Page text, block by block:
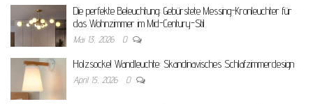
Die perfekte Beleuchtung: Gebürstete Messing-Kronleuchter für
das Wohnzimmer im Mid-Century-Stil
Mai 13, 2026 0
Holzsockel Wandleuchte: Skandinavisches Schlafzimmerdesign
April 15, 2026 0